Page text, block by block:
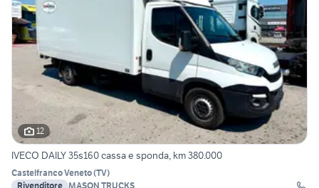
12
IVECO DAILY 35s160 cassa e sponda, km 380.000
Castelfranco Veneto(TV)
Rivenditore MASON TRUCKS